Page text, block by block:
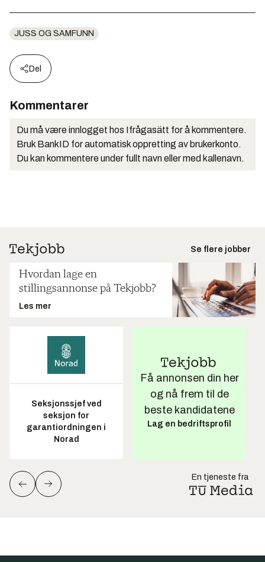
JUSS OG SAMFUNN
Del
Kommentarer
Du må være innlogget hos Ifrågasätt for å kommentere.
Bruk BankID for automatisk oppretting av brukerkonto.
Du kan kommentere under fullt navn eller med kallenavn.
Se flere jobber
Hvordan lage en
stillingsannonse på Tekjobb?
Les mer
Seksjonssjef ved
seksjon for
garantiordningen i
Norad
Få annonsen din her
og nå frem til de
beste kandidatene
Lag en bedriftsprofil
En tjeneste fra